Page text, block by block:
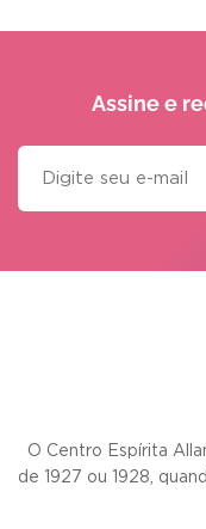
Assine e
O Centro Espírita
de 1927 ou 1928,